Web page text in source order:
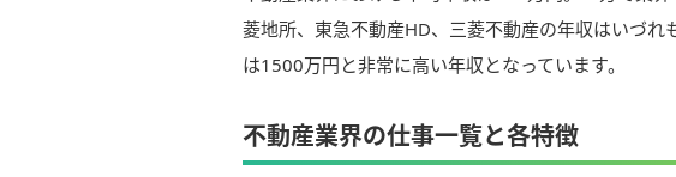
菱地所、東急不動産HD、三菱不動産の年収はいづ
は1500万円と非常に高い年収となっています。
不動産業界の仕事一覧と各特徴